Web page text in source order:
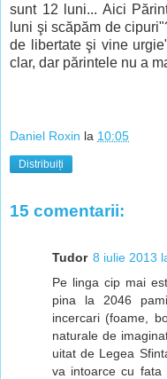
sunt 12 luni... Aici
luni şi scăpăm de
de libertate şi vine
clar, dar părintele nu a
Daniel Roxin la 10:05
Distribuiți
15 comentarii:
Tudor 8 iulie 2013
Pe linga cip mai
pina la 2046
incercari (foame,
naturale de
uitat de Legea
va intoarce cu fata